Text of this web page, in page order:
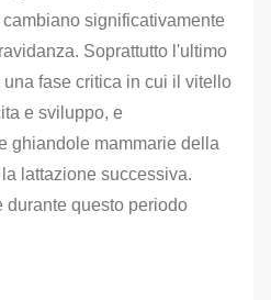
significativamente
Soprattutto l'ultimo
fase critica in cui il vitello
e sviluppo, e
ghiandole mammarie della
lattazione successiva.
durante questo periodo